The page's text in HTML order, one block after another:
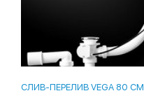
СЛИВ-ПЕРЕЛИВ VEGA 80 СМ